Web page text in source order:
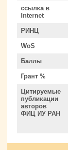
ссылка в
Internet
РИНЦ
WoS
Баллы
Грант %
Цитируемые
публикации
авторов
ФИЦ ИУ РАН